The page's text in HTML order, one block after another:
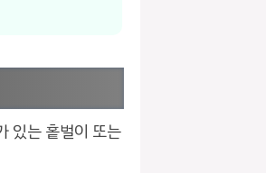
있는 홑벌이 또는